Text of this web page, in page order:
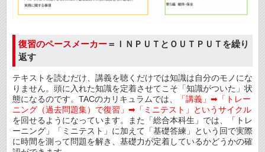
復習のペースメーカー＝ＩＮＰＵＴとＯＵＴＰＵＴを繰り
返す
テキストを読むだけ、講義を聴くだけでは知識は自分のモノにな
りません。頭に入れた知識を定着させてこそ「知識がついた」状
態になるのです。TACのカリキュラムでは、
「講義」➡「トレー
ニング（過去問題集）で復習」➡「ミニテスト」というサイクル
を回せるようになっています。また「総合本科生」では、「トレ
ーニング」「ミニテスト」に加えて「基礎答練」という回で実際
に時間を測って問題を解き、基礎力が定着しているかどうかの確